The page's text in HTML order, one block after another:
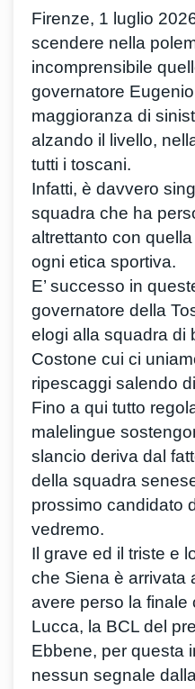
Firenze, 1 luglio
scendere nella
incomprensibile
governatore
maggioranza di
alzando il livello,
tutti i toscani.
Infatti, è davvero
squadra che ha
altrettanto con
ogni etica sportiva.
E’ successo in
governatore della
elogi alla squadra di
Costone cui ci
ripescaggi salendo
Fino a qui tutto
malelingue
slancio deriva dal
della squadra
prossimo candidato
vedremo.
Il grave ed il triste e
che Siena è arrivata
avere perso la finale
Lucca, la BCL del
Ebbene, per questa
nessun segnale